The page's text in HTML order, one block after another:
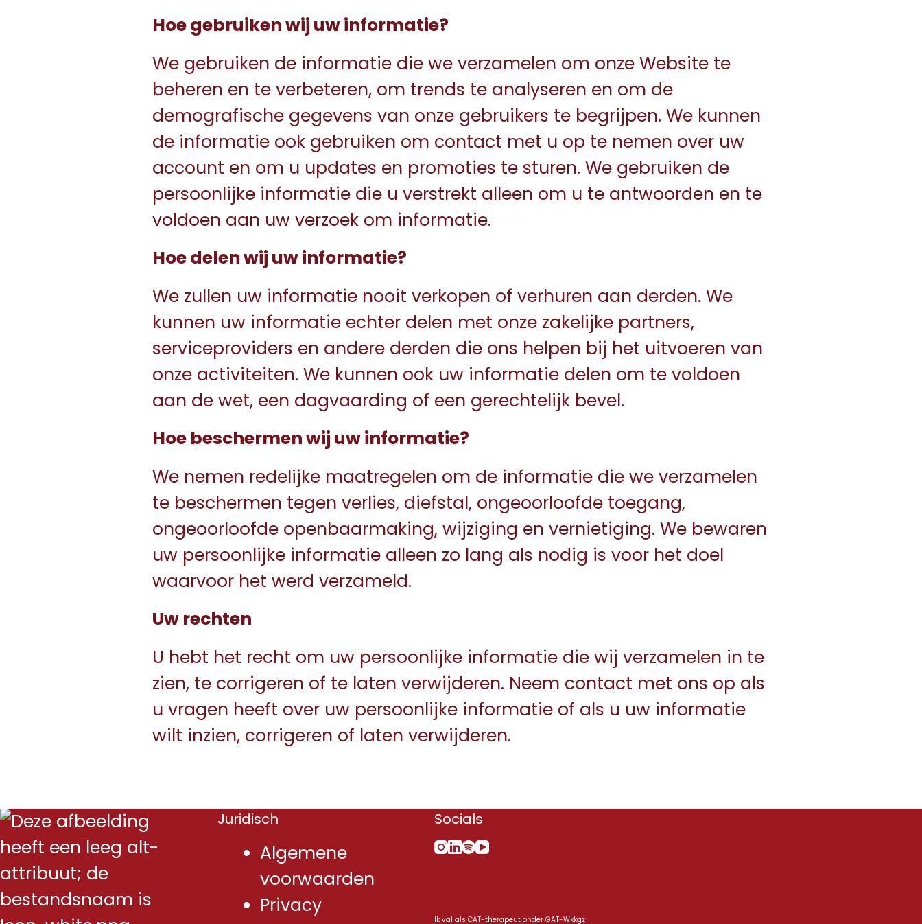
Hoe gebruiken wij uw informatie?
We gebruiken de informatie die we verzamelen om onze Website te
beheren en te verbeteren, om trends te analyseren en om de
demografische gegevens van onze gebruikers te begrijpen. We kunnen
de informatie ook gebruiken om contact met u op te nemen over uw
account en om u updates en promoties te sturen. We gebruiken de
persoonlijke informatie die u verstrekt alleen om u te antwoorden en te
voldoen aan uw verzoek om informatie.
Hoe delen wij uw informatie?
We zullen uw informatie nooit verkopen of verhuren aan derden. We
kunnen uw informatie echter delen met onze zakelijke partners,
serviceproviders en andere derden die ons helpen bij het uitvoeren van
onze activiteiten. We kunnen ook uw informatie delen om te voldoen
aan de wet, een dagvaarding of een gerechtelijk bevel.
Hoe beschermen wij uw informatie?
We nemen redelijke maatregelen om de informatie die we verzamelen
te beschermen tegen verlies, diefstal, ongeoorloofde toegang,
ongeoorloofde openbaarmaking, wijziging en vernietiging. We bewaren
uw persoonlijke informatie alleen zo lang als nodig is voor het doel
waarvoor het werd verzameld.
Uw rechten
U hebt het recht om uw persoonlijke informatie die wij verzamelen in te
zien, te corrigeren of te laten verwijderen. Neem contact met ons op als
u vragen heeft over uw persoonlijke informatie of als u uw informatie
wilt inzien, corrigeren of laten verwijderen.
Juridisch
Algemene
voorwaarden
Privacy
Socials
Ik val als CAT-therapeut onder GAT-Wkkgz